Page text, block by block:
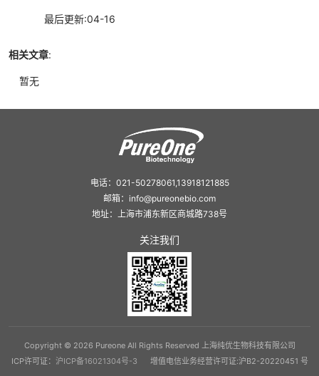
最后更新:04-16
相关文章:
暂无
电话：021-50278061,13918121885
邮箱：info@pureonebio.com
地址：上海市浦东新区商城路738号
关注我们
Copyright © 2026 Pureone All Rights Reserved 上海纯优生物科技有限公司
ICP许可证： 沪ICP备16021304号-3 增值电信业务经营许可证:沪B2-20220451 号